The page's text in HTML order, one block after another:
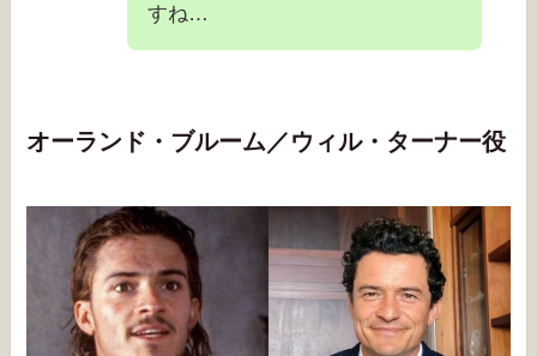
すね…
オーランド・ブルーム／ウィル・ターナー役